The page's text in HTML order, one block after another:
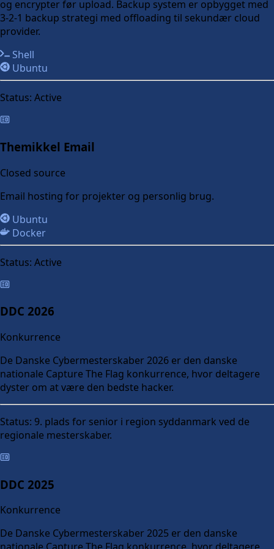
og encrypter før upload. Backup system er opbygget med
3-2-1 backup strategi med offloading til sekundær cloud
provider.
Shell
Ubuntu
Status: Active
Themikkel Email
Closed source
Email hosting for projekter og personlig brug.
Ubuntu
Docker
Status: Active
DDC 2026
Konkurrence
De Danske Cybermesterskaber 2026 er den danske
nationale Capture The Flag konkurrence, hvor deltagere
dyster om at være den bedste hacker.
Status: 9. plads for senior i region syddanmark ved de
regionale mesterskaber.
DDC 2025
Konkurrence
De Danske Cybermesterskaber 2025 er den danske